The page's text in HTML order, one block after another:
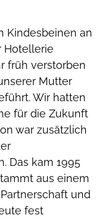
Kindesbeinen an
Hotellerie
früh verstorben
Mutter
Wir hatten
für die Zukunft
war zusätzlich
Das kam 1995
aus einem
und
fest